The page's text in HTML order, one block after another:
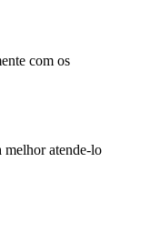
com os
melhor atende-lo